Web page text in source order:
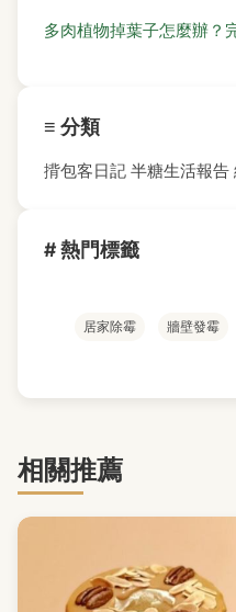
多肉植物掉葉子怎麼辦？
≡ 分類
揹包客日記 半糖生活報告
# 熱門標籤
居家除霉 牆壁發霉
相關推薦